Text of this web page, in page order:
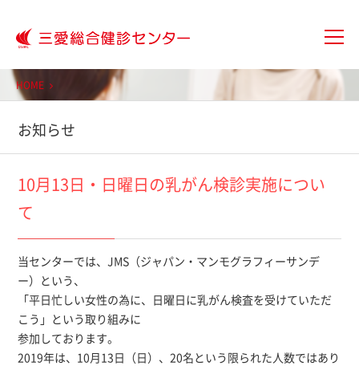
大分三愛メディカルセンター三愛
HOME
お知らせ
10月13日・日曜日の乳がん検診実施につい
て
当センターでは、JMS（ジャパン・マンモグラフィーサンデ
ー）という、
「平日忙しい女性の為に、日曜日に乳がん検査を受けていただ
こう」という取り組みに
参加しております。
2019年は、10月13日（日）、20名という限られた人数ではあり